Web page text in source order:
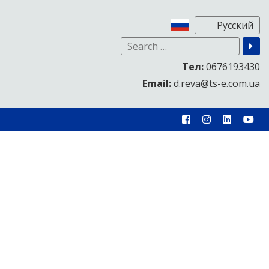
Тел:0676193430
Email:d.reva@ts-e.com.ua